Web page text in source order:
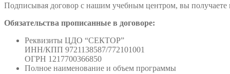
Подписывая договор с нашим учебным центром, вы получаете
Обязательства прописанные в договоре:
Реквизиты ЦДО “СЕКТОР”
ИНН/КПП 9721138587/772101001
ОГРН 1217700366850
Полное наименование и объем программы